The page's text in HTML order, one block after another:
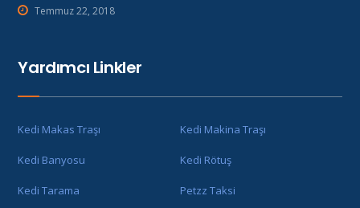
Temmuz 22, 2018
Yardımcı Linkler
Kedi Makas Traşı Kedi Makina Traşı
Kedi Banyosu Kedi Rötuş
Kedi Tarama Petzz Taksi